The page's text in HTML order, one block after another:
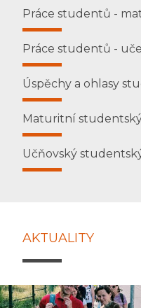
Práce studentů -
Práce studentů -
Úspěchy a ohlasy
Maturitní
Učňovský
AKTUALITY